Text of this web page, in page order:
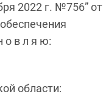
2022 г. №756” от
о в л я ю:
области: